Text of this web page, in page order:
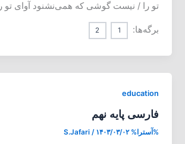
تو را / نیست گوشی که همی‌نشنود آوای تو را
برگه‌ها: 1
2
education
فارسی پایه نهم
%آسترا% S.Jafari / ۱۴۰۳/۰۳/۰۲